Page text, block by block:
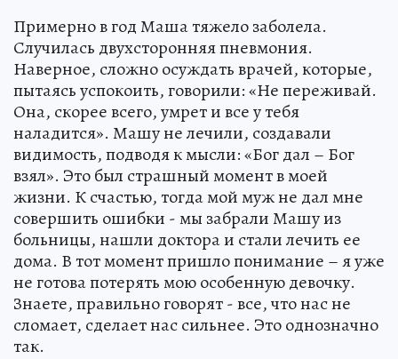
Примерно в год Маша тяжело заболела.
Случилась двухсторонняя пневмония.
Наверное, сложно осуждать врачей, которые,
пытаясь успокоить, говорили: «Не переживай.
Она, скорее всего, умрет и все у тебя
наладится». Машу не лечили, создавали
видимость, подводя к мысли: «Бог дал – Бог
взял». Это был страшный момент в моей
жизни. К счастью, тогда мой муж не дал мне
совершить ошибки - мы забрали Машу из
больницы, нашли доктора и стали лечить ее
дома. В тот момент пришло понимание – я уже
не готова потерять мою особенную девочку.
Знаете, правильно говорят - все, что нас не
сломает, сделает нас сильнее. Это однозначно
так.